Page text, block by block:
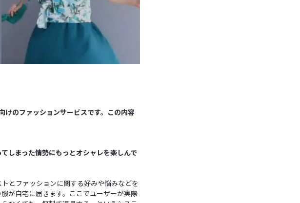
けのファッションサービスです。この内容
しまった情勢にもっとオシャレを楽しんで
とファッションに関する好みや悩みなどを
が自宅に届きます。ここでユーザーが実際